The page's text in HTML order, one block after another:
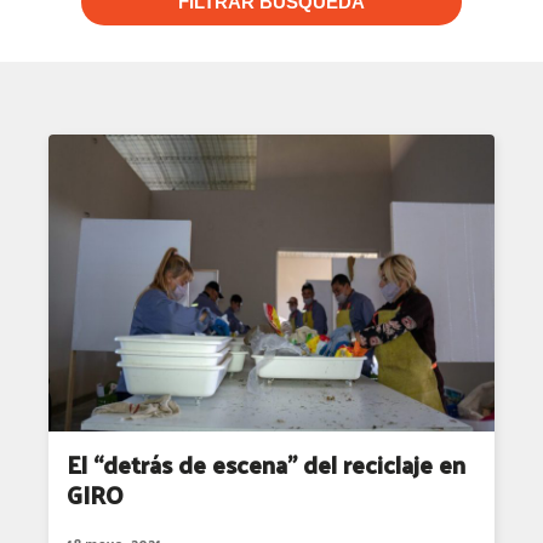
El “detrás de escena” del reciclaje en
GIRO